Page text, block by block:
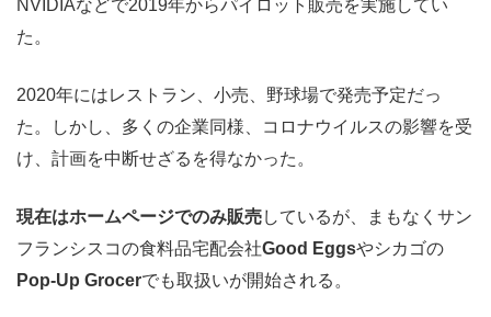
NVIDIAなどで2019年からパイロット販売を実施してい
た。
2020年にはレストラン、小売、野球場で発売予定だっ
た。しかし、多くの企業同様、コロナウイルスの影響を受
け、計画を中断せざるを得なかった。
現在はホームページでのみ販売しているが、まもなくサン
フランシスコの食料品宅配会社Good Eggsやシカゴの
Pop-Up Grocerでも取扱いが開始される。